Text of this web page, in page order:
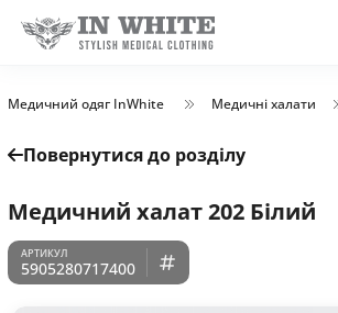
Медичний одяг InWhite Медичні халати
Повернутися до розділу
Медичний халат 202 Білий
5905280717400